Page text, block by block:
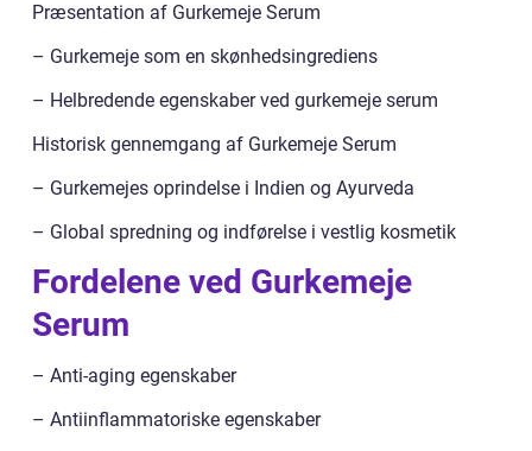
Præsentation af Gurkemeje Serum
– Gurkemeje som en skønhedsingrediens
– Helbredende egenskaber ved gurkemeje serum
Historisk gennemgang af Gurkemeje Serum
– Gurkemejes oprindelse i Indien og Ayurveda
– Global spredning og indførelse i vestlig kosmetik
Fordelene ved Gurkemeje
Serum
– Anti-aging egenskaber
– Antiinflammatoriske egenskaber